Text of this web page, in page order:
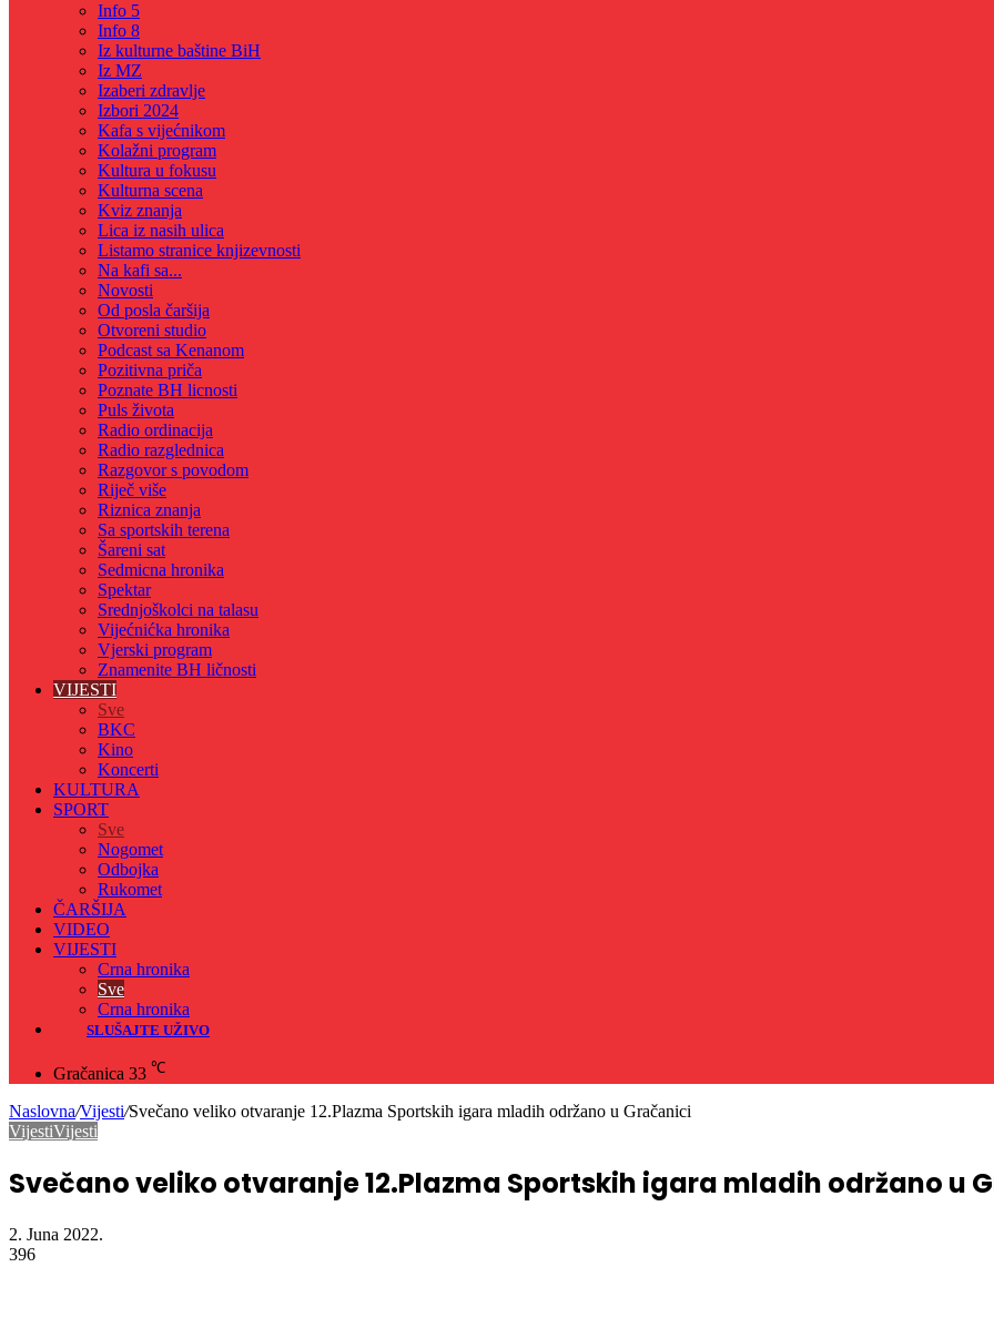
Info 5
Info 8
Iz kulturne baštine BiH
Iz MZ
Izaberi zdravlje
Izbori 2024
Kafa s vijećnikom
Kolažni program
Kultura u fokusu
Kulturna scena
Kviz znanja
Lica iz nasih ulica
Listamo stranice knjizevnosti
Na kafi sa...
Novosti
Od posla čaršija
Otvoreni studio
Podcast sa Kenanom
Pozitivna priča
Poznate BH licnosti
Puls života
Radio ordinacija
Radio razglednica
Razgovor s povodom
Riječ više
Riznica znanja
Sa sportskih terena
Šareni sat
Sedmicna hronika
Spektar
Srednjoškolci na talasu
Vijećnićka hronika
Vjerski program
Znamenite BH ličnosti
VIJESTI
Sve
BKC
Kino
Koncerti
KULTURA
SPORT
Sve
Nogomet
Odbojka
Rukomet
ČARŠIJA
VIDEO
VIJESTI
Crna hronika
Sve
Crna hronika
SLUŠAJTE UŽIVO
Gračanica 33 ℃
Naslovna/Vijesti/Svečano veliko otvaranje 12.Plazma Sportskih igara mladih održano u Gračanici
VijestiVijesti
Svečano veliko otvaranje 12.Plazma Sportskih igara mladih održano u
2. Juna 2022.
396